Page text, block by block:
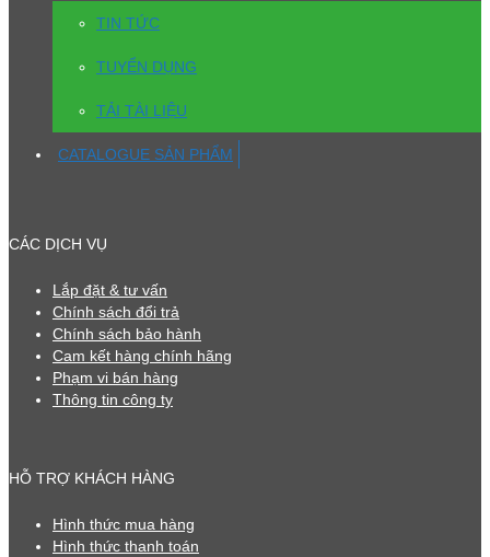
TIN TỨC
TUYỂN DỤNG
TẢI TÀI LIỆU
CATALOGUE SẢN PHẨM
CÁC DỊCH VỤ
Lắp đặt & tư vấn
Chính sách đổi trả
Chính sách bảo hành
Cam kết hàng chính hãng
Phạm vi bán hàng
Thông tin công ty
HỖ TRỢ KHÁCH HÀNG
Hình thức mua hàng
Hình thức thanh toán